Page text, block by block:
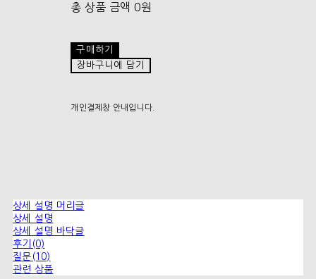
총 상품 금액 0원
구매하기
장바구니에 담기
개인결제창 안내입니다.
상세 설명 머리글
상세 설명
상세 설명 바닥글
후기(0)
질문(10)
관련 상품